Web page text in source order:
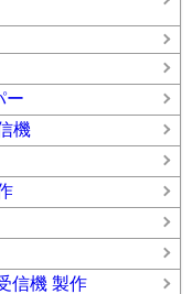
ー
機
信機 製作